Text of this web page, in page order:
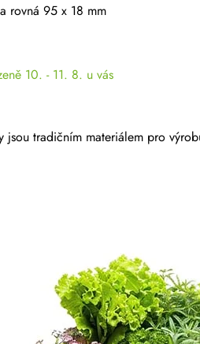
rovná 95 x 18 mm
10. - 11. 8. u vás
jsou tradičním materiálem pro